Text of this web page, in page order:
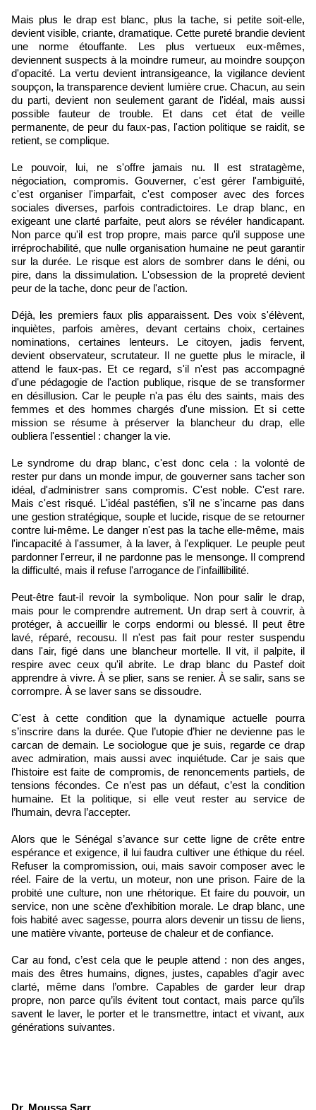
Mais plus le drap est blanc, plus la tache, si petite soit-elle,
devient visible, criante, dramatique. Cette pureté brandie devient
une norme étouffante. Les plus vertueux eux-mêmes,
deviennent suspects à la moindre rumeur, au moindre soupçon
d'opacité. La vertu devient intransigeance, la vigilance devient
soupçon, la transparence devient lumière crue. Chacun, au sein
du parti, devient non seulement garant de l'idéal, mais aussi
possible fauteur de trouble. Et dans cet état de veille
permanente, de peur du faux-pas, l'action politique se raidit, se
retient, se complique.
Le pouvoir, lui, ne s'offre jamais nu. Il est stratagème,
négociation, compromis. Gouverner, c'est gérer l'ambiguïté,
c'est organiser l'imparfait, c'est composer avec des forces
sociales diverses, parfois contradictoires. Le drap blanc, en
exigeant une clarté parfaite, peut alors se révéler handicapant.
Non parce qu'il est trop propre, mais parce qu'il suppose une
irréprochabilité, que nulle organisation humaine ne peut garantir
sur la durée. Le risque est alors de sombrer dans le déni, ou
pire, dans la dissimulation. L'obsession de la propreté devient
peur de la tache, donc peur de l'action.
Déjà, les premiers faux plis apparaissent. Des voix s'élèvent,
inquiètes, parfois amères, devant certains choix, certaines
nominations, certaines lenteurs. Le citoyen, jadis fervent,
devient observateur, scrutateur. Il ne guette plus le miracle, il
attend le faux-pas. Et ce regard, s'il n'est pas accompagné
d'une pédagogie de l'action publique, risque de se transformer
en désillusion. Car le peuple n'a pas élu des saints, mais des
femmes et des hommes chargés d'une mission. Et si cette
mission se résume à préserver la blancheur du drap, elle
oubliera l'essentiel : changer la vie.
Le syndrome du drap blanc, c'est donc cela : la volonté de
rester pur dans un monde impur, de gouverner sans tacher son
idéal, d'administrer sans compromis. C'est noble. C'est rare.
Mais c'est risqué. L'idéal pastéfien, s'il ne s'incarne pas dans
une gestion stratégique, souple et lucide, risque de se retourner
contre lui-même. Le danger n'est pas la tache elle-même, mais
l'incapacité à l'assumer, à la laver, à l'expliquer. Le peuple peut
pardonner l'erreur, il ne pardonne pas le mensonge. Il comprend
la difficulté, mais il refuse l'arrogance de l'infaillibilité.
Peut-être faut-il revoir la symbolique. Non pour salir le drap,
mais pour le comprendre autrement. Un drap sert à couvrir, à
protéger, à accueillir le corps endormi ou blessé. Il peut être
lavé, réparé, recousu. Il n'est pas fait pour rester suspendu
dans l'air, figé dans une blancheur mortelle. Il vit, il palpite, il
respire avec ceux qu'il abrite. Le drap blanc du Pastef doit
apprendre à vivre. À se plier, sans se renier. À se salir, sans se
corrompre. À se laver sans se dissoudre.
C'est à cette condition que la dynamique actuelle pourra
s’inscrire dans la durée. Que l’utopie d’hier ne devienne pas le
carcan de demain. Le sociologue que je suis, regarde ce drap
avec admiration, mais aussi avec inquiétude. Car je sais que
l'histoire est faite de compromis, de renoncements partiels, de
tensions fécondes. Ce n’est pas un défaut, c’est la condition
humaine. Et la politique, si elle veut rester au service de
l’humain, devra l’accepter.
Alors que le Sénégal s’avance sur cette ligne de crête entre
espérance et exigence, il lui faudra cultiver une éthique du réel.
Refuser la compromission, oui, mais savoir composer avec le
réel. Faire de la vertu, un moteur, non une prison. Faire de la
probité une culture, non une rhétorique. Et faire du pouvoir, un
service, non une scène d’exhibition morale. Le drap blanc, une
fois habité avec sagesse, pourra alors devenir un tissu de liens,
une matière vivante, porteuse de chaleur et de confiance.
Car au fond, c’est cela que le peuple attend : non des anges,
mais des êtres humains, dignes, justes, capables d’agir avec
clarté, même dans l’ombre. Capables de garder leur drap
propre, non parce qu’ils évitent tout contact, mais parce qu’ils
savent le laver, le porter et le transmettre, intact et vivant, aux
générations suivantes.